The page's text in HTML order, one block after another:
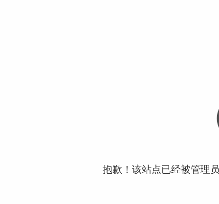
抱歉！该站点已经被管理